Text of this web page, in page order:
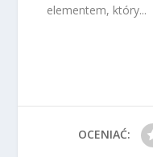
elementem, który...
OCENIAĆ: